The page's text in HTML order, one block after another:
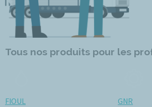
Tous nos produits pour les
FIOUL GNR